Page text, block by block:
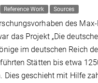
Reference Work Sources
des
das Projekt „Die
im deutschen Reich
Stätten bis etwa
Dies geschieht mit Hilfe